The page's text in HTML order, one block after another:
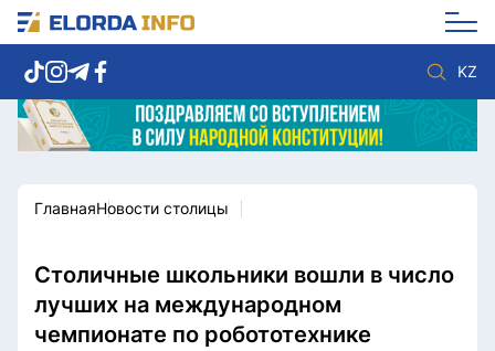
KZ
Новости столицы
Политика
Спорт
Культура
Видео
Мир
Послание
Служба Комплаенс
ГлавнаяНовости столицы
Столичные школьники вошли в число
лучших на международном
чемпионате по робототехнике